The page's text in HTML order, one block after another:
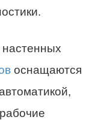
оснащаются